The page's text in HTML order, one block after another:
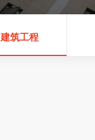
建筑工程